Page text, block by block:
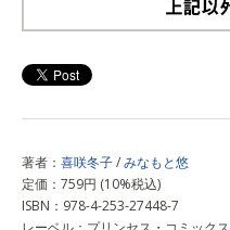
著者： 喜咲冬子/みなもと悠
定価：759円 (10%税込)
ISBN：978-4-253-27448-7